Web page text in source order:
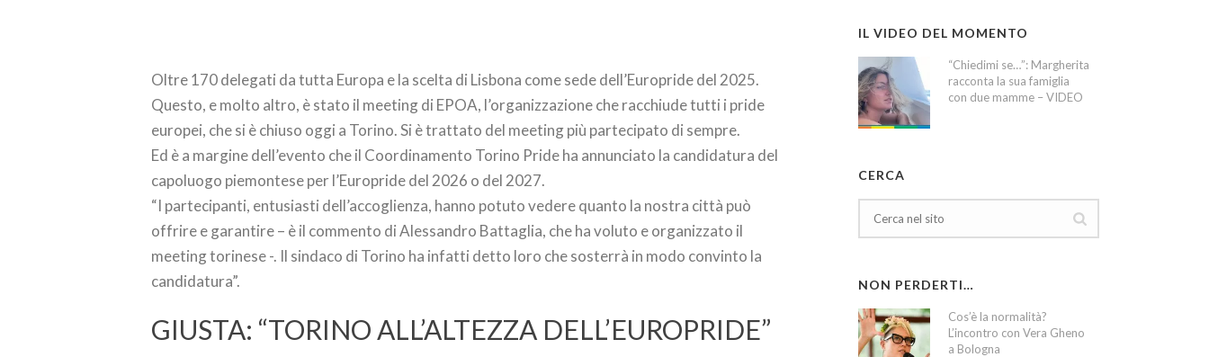
Oltre 170 delegati da tutta Europa e la scelta di Lisbona come sede dell’Europride del 2025.
Questo, e molto altro, è stato il meeting di EPOA, l’organizzazione che racchiude tutti i pride
europei, che si è chiuso oggi a Torino. Si è trattato del meeting più partecipato di sempre.
Ed è a margine dell’evento che il Coordinamento Torino Pride ha annunciato la candidatura del
capoluogo piemontese per l’Europride del 2026 o del 2027.
“I partecipanti, entusiasti dell’accoglienza, hanno potuto vedere quanto la nostra città può
offrire e garantire – è il commento di Alessandro Battaglia, che ha voluto e organizzato il
meeting torinese -. Il sindaco di Torino ha infatti detto loro che sosterrà in modo convinto la
candidatura”.
GIUSTA: “TORINO ALL’ALTEZZA DELL’EUROPRIDE”
IL VIDEO DEL MOMENTO
“Chiedimi se…”: Margherita
racconta la sua famiglia
con due mamme – VIDEO
CERCA
NON PERDERTI…
Cos’è la normalità?
L’incontro con Vera Gheno
a Bologna